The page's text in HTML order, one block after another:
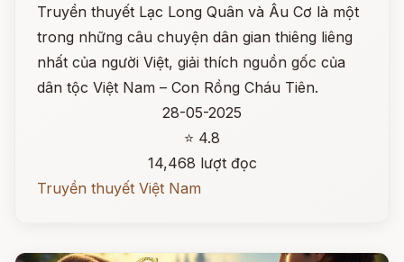
Truyền thuyết Lạc Long Quân và Âu Cơ là một
trong những câu chuyện dân gian thiêng liêng
nhất của người Việt, giải thích nguồn gốc của
dân tộc Việt Nam – Con Rồng Cháu Tiên.
28-05-2025
⭐ 4.8
14,468 lượt đọc
Truyền thuyết Việt Nam